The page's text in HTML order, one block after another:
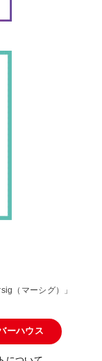
（マーシグ）」
ーハウス